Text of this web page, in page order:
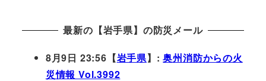
最新の【岩手県】の防災メール
8月9日 23:56【岩手県】:奥州消防からの火
災情報 Vol.3992